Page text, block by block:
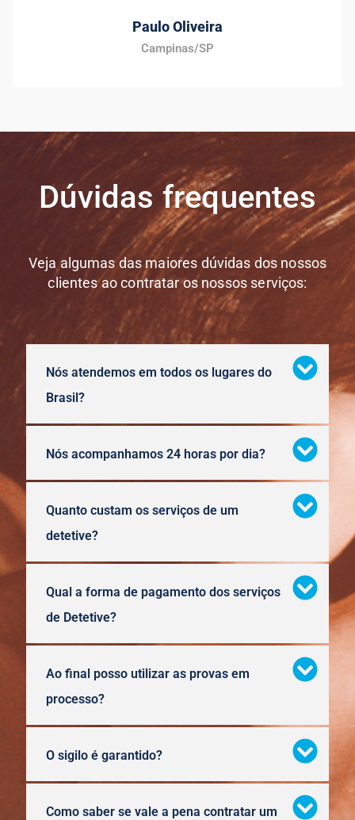
Paulo Oliveira
Campinas/SP
Dúvidas frequentes
Veja algumas das maiores dúvidas dos nossos
clientes ao contratar os nossos serviços:
Nós atendemos em todos os lugares do
Brasil?
Nós acompanhamos 24 horas por dia?
Quanto custam os serviços de um
detetive?
Qual a forma de pagamento dos serviços
de Detetive?
Ao final posso utilizar as provas em
processo?
O sigilo é garantido?
Como saber se vale a pena contratar um